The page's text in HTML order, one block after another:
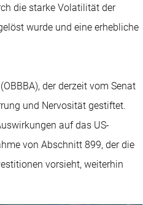
die starke Volatilität der
wurde und eine erhebliche
der derzeit vom Senat
und Nervosität gestiftet.
auf das US-
von Abschnitt 899, der die
vorsieht, weiterhin